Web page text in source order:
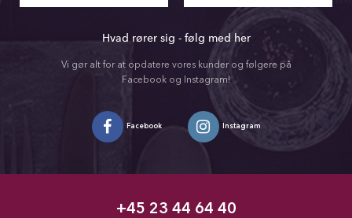
Hvad rører sig - følg med her
Vi gør alt for at opdatere vores kunder og følgere på
Facebook og Instagram!
Facebook Instagram
+45 23 44 64 40